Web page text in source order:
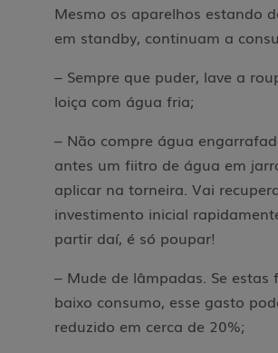
Mesmo os aparelhos estando
em standby, continuam a
– Sempre que puder, lave a
loiça com água fria;
– Não compre água
antes um fiitro de água em
aplicar na torneira. Vai
investimento inicial
partir daí, é só poupar!
– Mude de lâmpadas. Se estas
baixo consumo, esse gasto
reduzido em cerca de 20%;